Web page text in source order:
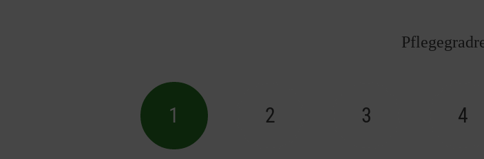
Beratungsleistungen (z. B. Pflegeberatung)
Hausnotruf- und Sicherheitssysteme
Der Umfang der Kostenübernahme hängt
, sondern immer
1 2 3 4